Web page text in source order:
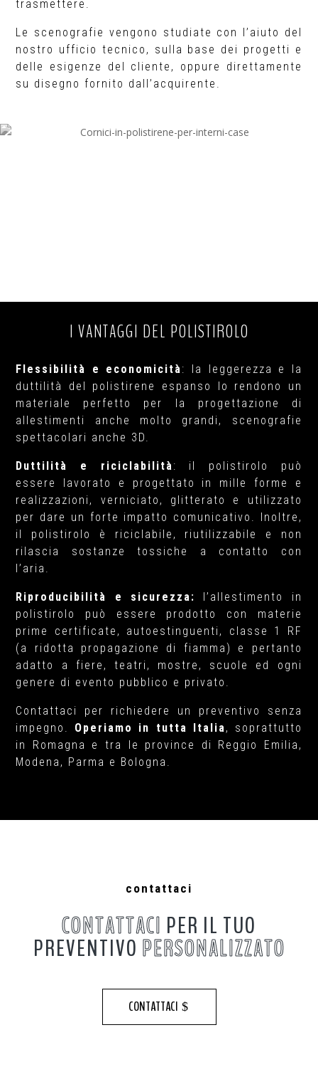
trasmettere.
Le scenografie vengono studiate con l’aiuto del
nostro ufficio tecnico, sulla base dei progetti e
delle esigenze del cliente, oppure direttamente
su disegno fornito dall’acquirente.
I VANTAGGI DEL POLISTIROLO
Flessibilità e economicità: la leggerezza e la
duttilità del polistirene espanso lo rendono un
materiale perfetto per la progettazione di
allestimenti anche molto grandi, scenografie
spettacolari anche 3D.
Duttilità e riciclabilità: il polistirolo può
essere lavorato e progettato in mille forme e
realizzazioni, verniciato, glitterato e utilizzato
per dare un forte impatto comunicativo. Inoltre,
il polistirolo è riciclabile, riutilizzabile e non
rilascia sostanze tossiche a contatto con
l’aria.
Riproducibilità e sicurezza: l’allestimento in
polistirolo può essere prodotto con materie
prime certificate, autoestinguenti, classe 1 RF
(a ridotta propagazione di fiamma) e pertanto
adatto a fiere, teatri, mostre, scuole ed ogni
genere di evento pubblico e privato.
Contattaci per richiedere un preventivo senza
impegno. Operiamo in tutta Italia, soprattutto
in Romagna e tra le province di Reggio Emilia,
Modena, Parma e Bologna.
contattaci
CONTATTACI PER IL TUO
PREVENTIVO PERSONALIZZATO
CONTATTACI